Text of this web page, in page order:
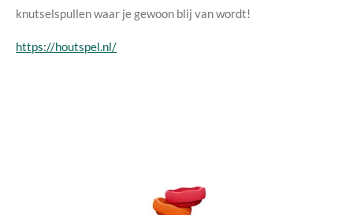
knutselspullen waar je gewoon blij van wordt!
https://houtspel.nl/